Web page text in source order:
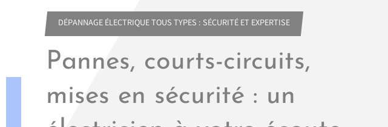
DÉPANNAGE ÉLECTRIQUE TOUS TYPES : SÉCURITÉ ET EXPERTISE
Pannes, courts-circuits,
mises en sécurité : un